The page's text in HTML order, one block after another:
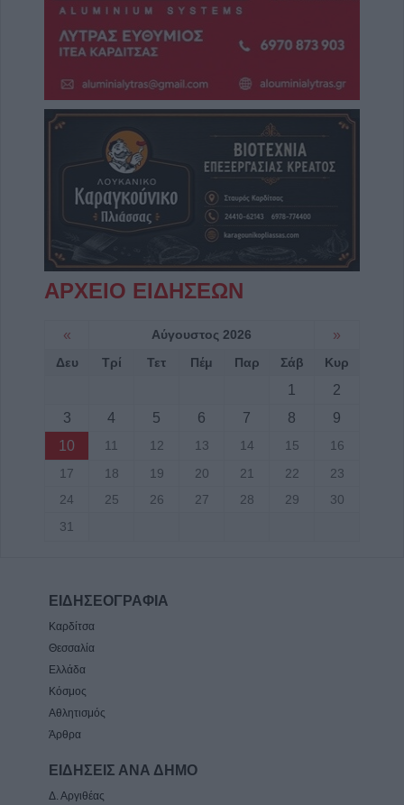
ΑΡΧΕΙΟ ΕΙΔΗΣΕΩΝ
« Αύγουστος 2026 »
Δευ Τρί Τετ Πέμ Παρ Σάβ Κυρ
1
2
3
4 5 6 7 8
9
10
11 12 13 14 15
16
17
18 19 20 21 22
23
24
25 26 27 28 29
30
31
ΕΙΔΗΣΕΟΓΡΑΦΙΑ
Καρδίτσα
Θεσσαλία
Ελλάδα
Κόσμος
Αθλητισμός
Άρθρα
ΕΙΔΗΣΕΙΣ ΑΝΑ ΔΗΜΟ
Δ. Αργιθέας